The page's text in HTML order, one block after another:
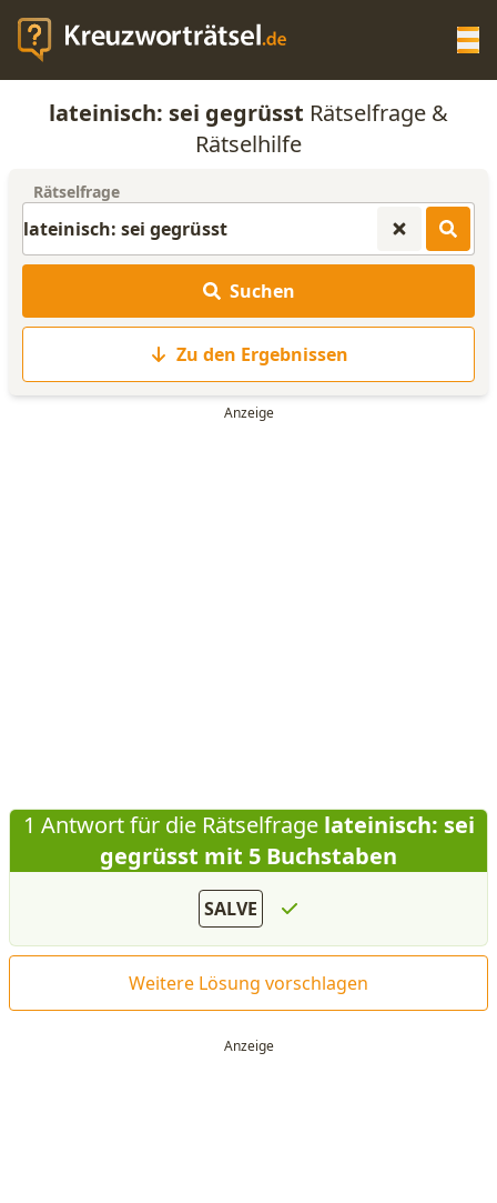
KREUZWORTRÄTSEL-HILFE
ANAGRAMM-GENERATOR
WORTLISTE
lateinisch: sei gegrüsst Rätselfrage &
Rätselhilfe
Rätselfrage
Suchen
Zu den Ergebnissen
1 Antwort für die Rätselfragelateinisch: sei
gegrüsst mit 5 Buchstaben
SALVE
Weitere Lösung vorschlagen